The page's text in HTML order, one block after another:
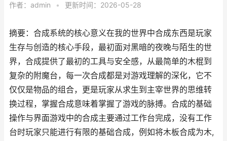
作者： admin • 更新时间：2026-05-28
摘要：合成系统的核心意义在我的世界中合成东西是玩家
生存与创造的核心手段，最初面对黑暗的夜晚与陌生的世
界，合成提供了最初的工具与安全感，从最简单的木棍到
复杂的附魔台，每一次合成都是对游戏理解的深化，它不
仅仅是物品的组合，更是玩家从求生到主宰世界的思维转
换过程，掌握合成意味着掌握了游戏的脉搏。合成的基础
操作与界面游戏中的合成主要通过工作台完成，没有工作
台时玩家只能进行有限的基础合成，例如将木板合成为木,